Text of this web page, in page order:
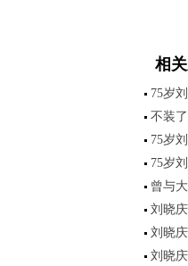
相
75岁
不装
75岁
75岁
曾与
刘晓
刘晓
刘晓